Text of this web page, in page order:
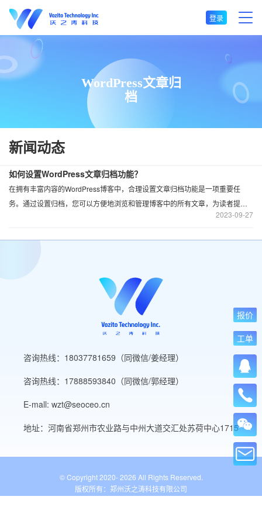
登录
WordPress文章归
档
新闻动态
09-27
2023
如何设置WordPress文章归档功能？
在拥有丰富内容的WordPress博客中，合理设置文章归档功能是一项重要任
务。通过设置归档，您可以方便地浏览和管理博客中的所有文章，为读者提供
咨询热线：18037781659（同微信/姜经理）
咨询热线：17888593840（同微信/郭经理）
E-mall: wzt@seoceo.cn
地址：河南省郑州市农业路与中州大道交汇处苏荷中心1715
© Copyright 2020-2026 All Rights Reserved.
版权所有：郑州沃之涛科技有限公司
报价
工单